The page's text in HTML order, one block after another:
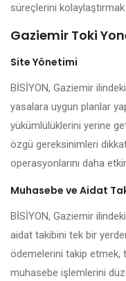
süreçlerini kolaylaştırmak
Gaziemir Toki
Site Yönetimi
BİSİYON, Gaziemir
yasalara uygun planlar
yükümlülüklerini yerine
özgü gereksinimleri
operasyonlarını daha
Muhasebe ve Aidat
BİSİYON, Gaziemir
aidat takibini tek bir
ödemelerini takip etmek,
muhasebe işlemlerini